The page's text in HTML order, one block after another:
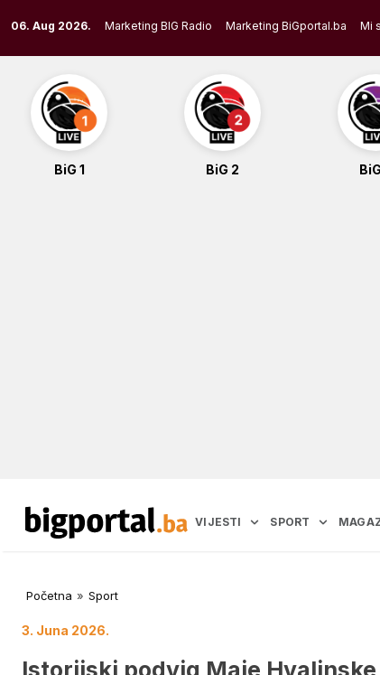
to
content
06. Aug 2026. Marketing BIG Radio Marketing BiGportal.ba Mi
BiG 1 BiG 2
VIJESTI SPORT
Početna » Sport
3. Juna 2026.
Istorijski podvig Maje Hvalinske